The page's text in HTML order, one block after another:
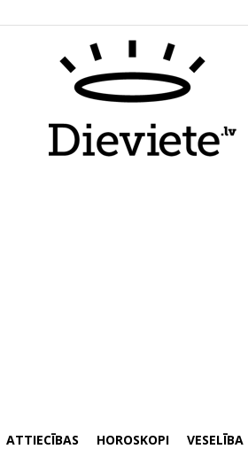
ATTIECĪBAS HOROSKOPI VESELĪBA